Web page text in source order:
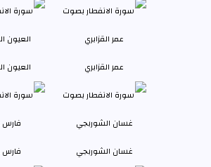
عمر القزابري العيون
غسان الشوربجي فارس